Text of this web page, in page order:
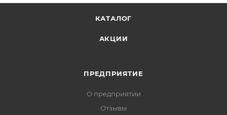
КАТАЛОГ
АКЦИИ
ПРЕДПРИЯТИЕ
О предприятии
Отзывы